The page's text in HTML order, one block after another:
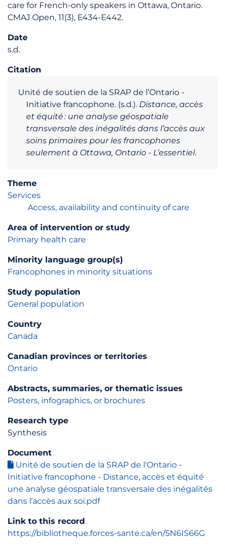
care for French-only speakers in Ottawa, Ontario.
CMAJ Open, 11(3), E434-E442.
Date
s.d.
Citation
Unité de soutien de la SRAP de l’Ontario -
Initiative francophone. (s.d.). Distance, accès
et équité : une analyse géospatiale
transversale des inégalités dans l’accès aux
soins primaires pour les francophones
seulement à Ottawa, Ontario - L’essentiel.
Theme
Services
Access, availability and continuity of care
Area of intervention or study
Primary health care
Minority language group(s)
Francophones in minority situations
Study population
General population
Country
Canada
Canadian provinces or territories
Ontario
Abstracts, summaries, or thematic issues
Posters, infographics, or brochures
Research type
Synthesis
Document
Unité de soutien de la SRAP de l'Ontario -
Initiative francophone - Distance, accès et équité
une analyse géospatiale transversale des inégalités
dans l'accès aux soi.pdf
Link to this record
https://bibliotheque.forces-sante.ca/en/5N6IS66G